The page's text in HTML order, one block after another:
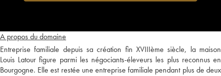
A propos du domaine
Entreprise familiale depuis sa création fin XVIIIème siècle, la maison
Louis Latour figure parmi les négociants-éleveurs les plus reconnus en
Bourgogne. Elle est restée une entreprise familiale pendant plus de deux